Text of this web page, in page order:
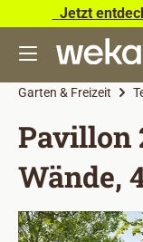
Zum Hauptinhalt
Jetzt
Garten & Freizeit
Pavillon
Wände,
Bildergalerie